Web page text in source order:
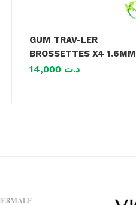
GUM TRAV-LER
BROSSETTES X4 1.6MM
د.ت